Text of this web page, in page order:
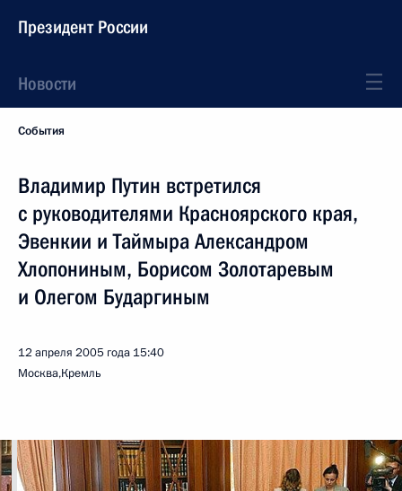
Президент России
Новости
События
Владимир Путин встретился
с руководителями Красноярского края,
Эвенкии и Таймыра Александром
Хлопониным, Борисом Золотаревым
и Олегом Бударгиным
12 апреля 2005 года 15:40
Москва,Кремль